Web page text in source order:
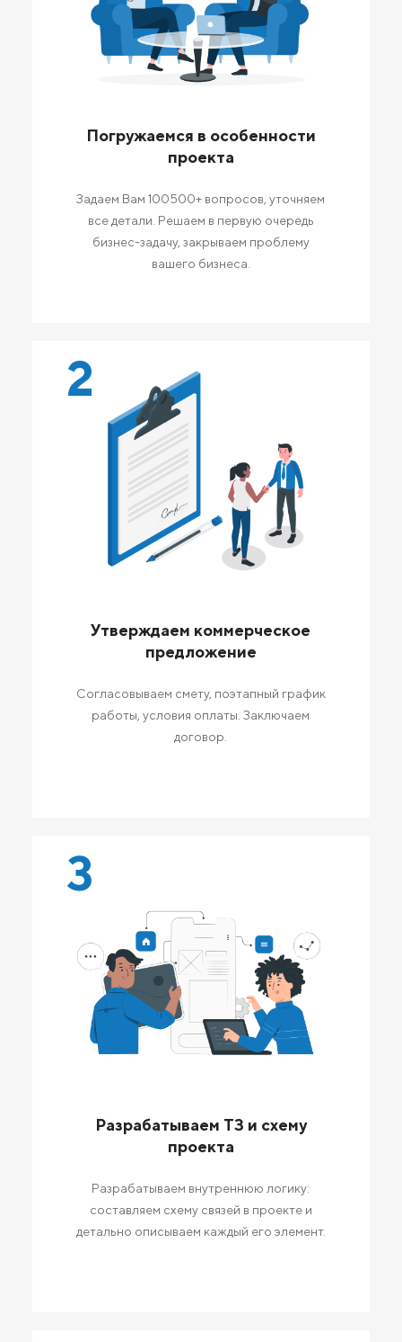
Погружаемся в особенности
проекта
Задаем Вам 100500+ вопросов, уточняем
все детали. Решаем в первую очередь
бизнес-задачу, закрываем проблему
вашего бизнеса.
2
Утверждаем коммерческое
предложение
Согласовываем смету, поэтапный график
работы, условия оплаты. Заключаем
договор.
3
Разрабатываем ТЗ и схему
проекта
Разрабатываем внутреннюю логику:
составляем схему связей в проекте и
детально описываем каждый его элемент.